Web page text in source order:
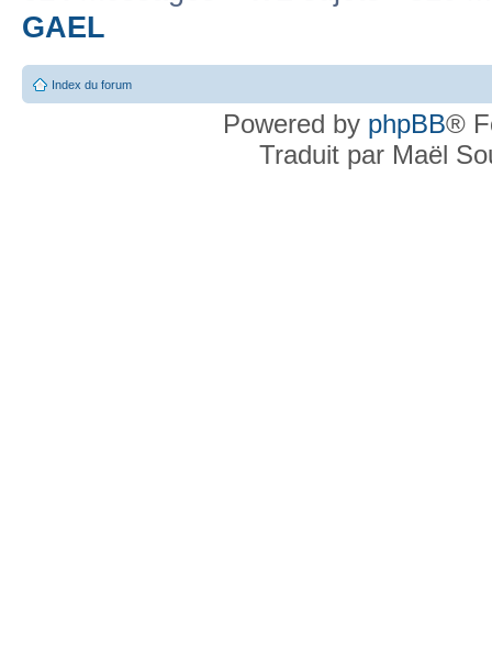
GAEL
Index du forum
Powered by phpBB®
Traduit par Maël